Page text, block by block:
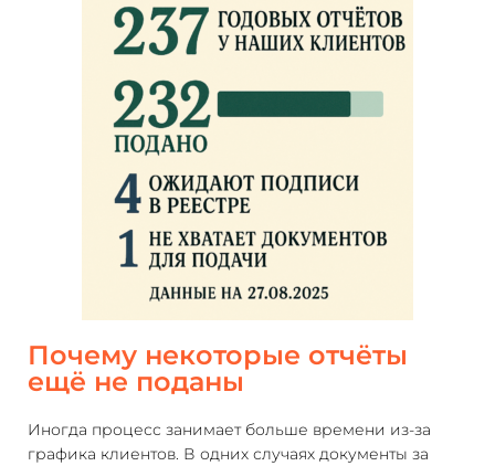
Почему некоторые отчёты
ещё не поданы
Иногда процесс занимает больше времени из-за
графика клиентов. В одних случаях документы за